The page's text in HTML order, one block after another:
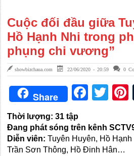
Cuộc đối đầu giữa
Hồ Hạnh Nhi trong
phụng chi vương”
showbizchaua.com 22/06/2020 - 20:59 0
Share
Thời lượng: 31 tập
Đang phát sóng trên kênh
Diễn viên: Tuyên Huyên, Hồ
Trần Sơn Thông, Hồ Đinh Hân…